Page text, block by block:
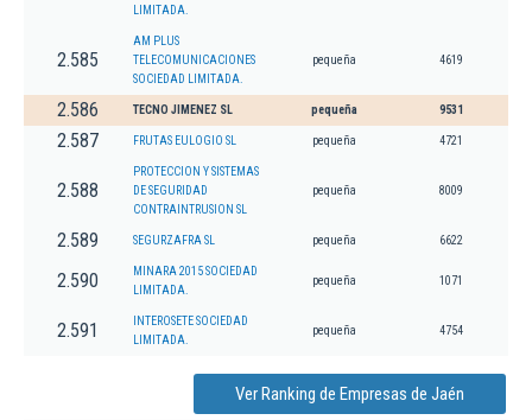
LIMITADA.
2.585
AM PLUS
TELECOMUNICACIONES
SOCIEDAD LIMITADA.
pequeña 4619
2.586 TECNO JIMENEZ SL pequeña 9531
2.587 FRUTAS EULOGIO SL pequeña 4721
2.588
PROTECCION Y SISTEMAS
DE SEGURIDAD
CONTRAINTRUSION SL
pequeña 8009
2.589 SEGURZAFRA SL pequeña 6622
2.590
MINARA 2015 SOCIEDAD
LIMITADA.
pequeña 1071
2.591
INTEROSETE SOCIEDAD
LIMITADA.
pequeña 4754
Ver Ranking de Empresas de Jaén